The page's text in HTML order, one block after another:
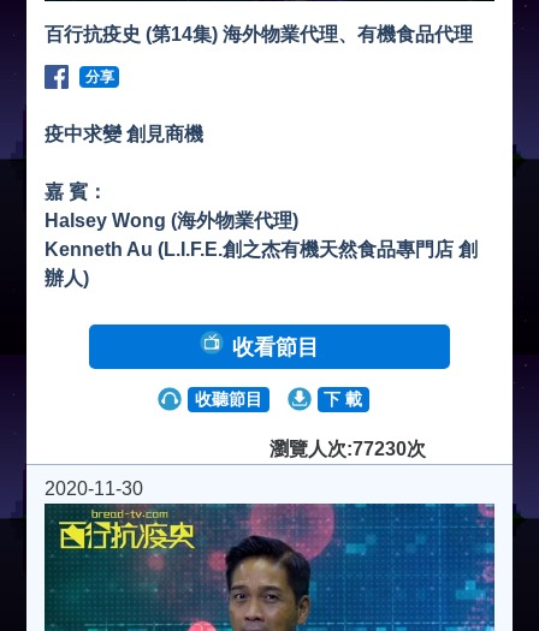
百行抗疫史 (第14集) 海外物業代理、有機食品代理
分享
疫中求變 創見商機
嘉 賓：
Halsey Wong (海外物業代理)
Kenneth Au (L.I.F.E.創之杰有機天然食品專門店 創
辦人)
收看節目
收聽節目 下 載
瀏覽人次:77230次
2020-11-30